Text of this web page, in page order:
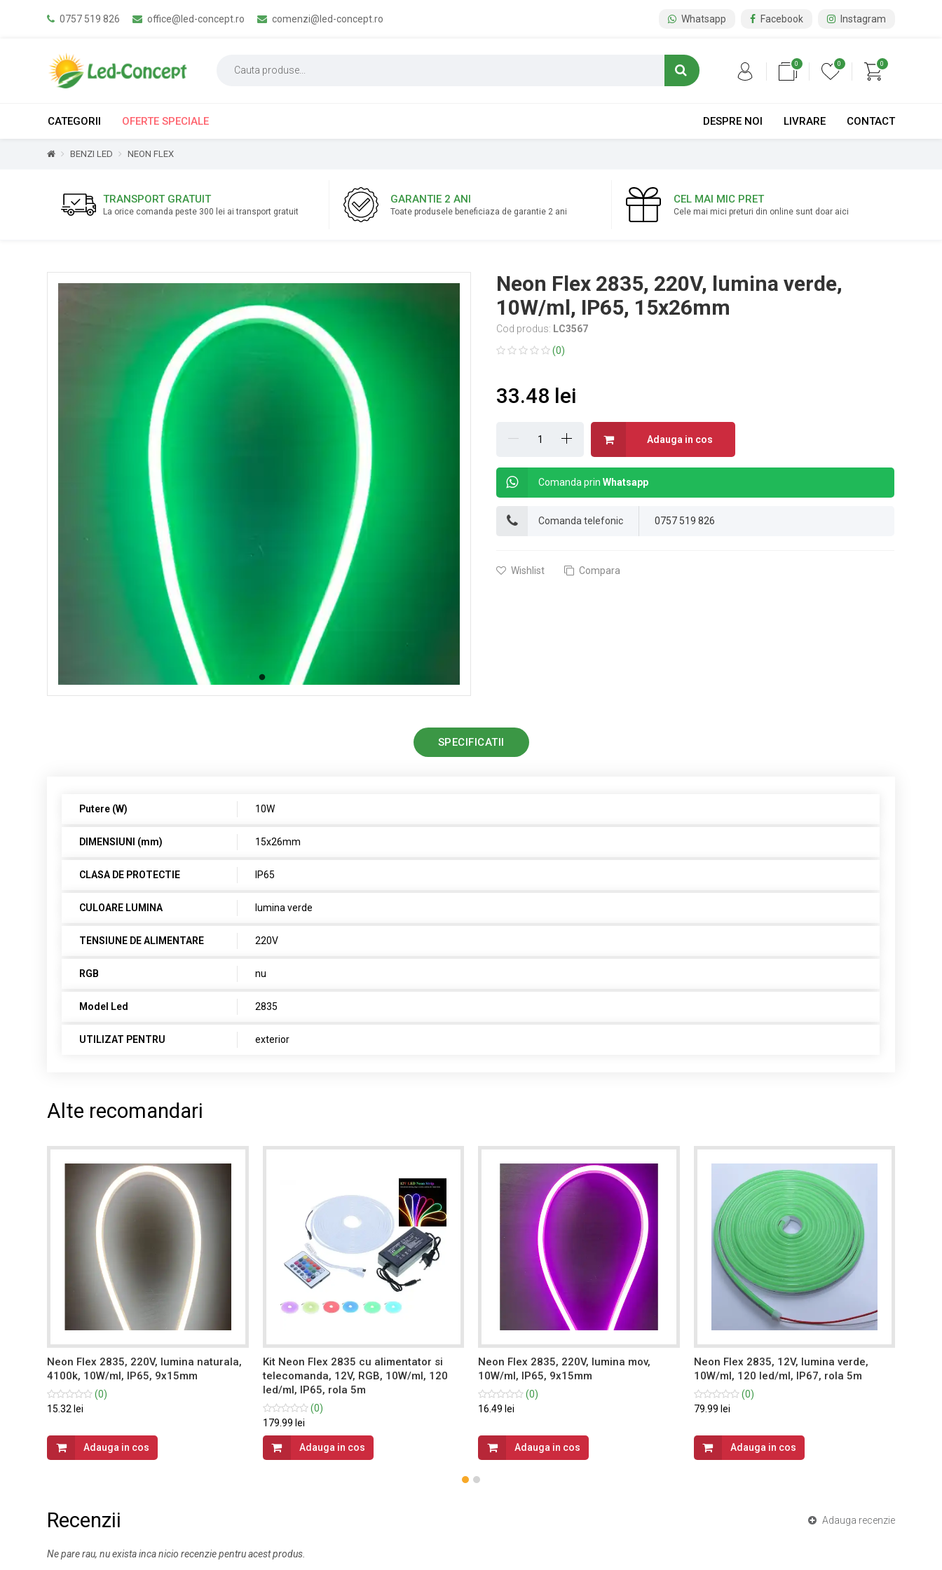
0757 519 826 office@led-concept.ro comenzi@led-concept.ro Whatsapp Facebook Instagram
0
0
0
CATEGORII OFERTE SPECIALE CONTACT
LIVRARE
DESPRE NOI
BENZI LED NEON FLEX
TRANSPORT GRATUIT
La orice comanda peste 300 lei ai transport gratuit
GARANTIE 2 ANI
Toate produsele beneficiaza de garantie 2 ani
CEL MAI MIC PRET
Cele mai mici preturi din online sunt doar aici
Neon Flex 2835, 220V, lumina verde,
10W/ml, IP65, 15x26mm
Cod produs: LC3567
(0)
33.48 lei
Adauga in cos
Comanda prinWhatsapp
Comanda telefonic 0757 519 826
Wishlist Compara
SPECIFICATII
Putere (W) 10W
DIMENSIUNI (mm) 15x26mm
CLASA DE PROTECTIE IP65
CULOARE LUMINA lumina verde
TENSIUNE DE ALIMENTARE 220V
RGB nu
Model Led 2835
UTILIZAT PENTRU exterior
Alte recomandari
Neon Flex 2835, 220V, lumina naturala,
4100k, 10W/ml, IP65, 9x15mm
(0)
15.32 lei
Adauga in cos
Kit Neon Flex 2835 cu alimentator si
telecomanda, 12V, RGB, 10W/ml, 120
led/ml, IP65, rola 5m
(0)
179.99 lei
Adauga in cos
Neon Flex 2835, 220V, lumina mov,
10W/ml, IP65, 9x15mm
(0)
16.49 lei
Adauga in cos
Neon Flex 2835, 12V, lumina verde,
10W/ml, 120 led/ml, IP67, rola 5m
(0)
79.99 lei
Adauga in cos
Recenzii Adauga recenzie
Ne pare rau, nu exista inca nicio recenzie pentru acest produs.